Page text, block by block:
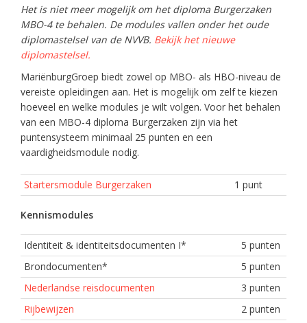
Het is niet meer mogelijk om het diploma Burgerzaken
MBO-4 te behalen. De modules vallen onder het oude
diplomastelsel van de NVVB. Bekijk het nieuwe
diplomastelsel.
MariënburgGroep biedt zowel op MBO- als HBO-niveau de
vereiste opleidingen aan. Het is mogelijk om zelf te kiezen
hoeveel en welke modules je wilt volgen. Voor het behalen
van een MBO-4 diploma Burgerzaken zijn via het
puntensysteem minimaal 25 punten en een
vaardigheidsmodule nodig.
Startersmodule Burgerzaken 1 punt
Kennismodules
Identiteit & identiteitsdocumenten I*
5 punten
Brondocumenten*
5 punten
Nederlandse reisdocumenten
3 punten
Rijbewijzen
2 punten